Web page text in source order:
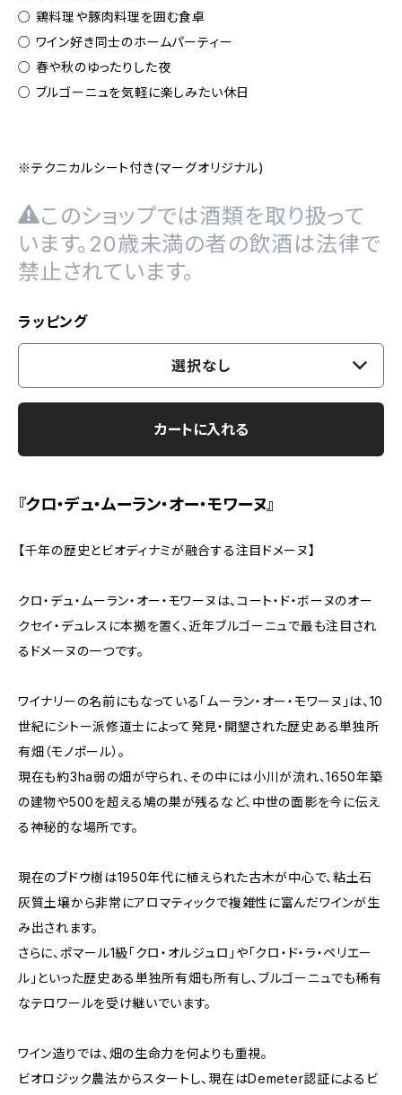
○ 鶏料理や豚肉料理を囲む食卓
○ ワイン好き同士のホームパーティー
○ 春や秋のゆったりした夜
○ ブルゴーニュを気軽に楽しみたい休日
※テクニカルシート付き(マーグオリジナル)
このショップでは酒類を取り扱って
います。20歳未満の者の飲酒は法律で
禁止されています。
ラッピング
選択なし
カートに入れる
『クロ・デュ・ムーラン・オー・モワーヌ』
【千年の歴史とビオディナミが融合する注目ドメーヌ】
クロ・デュ・ムーラン・オー・モワーヌは、コート・ド・ボーヌのオー
クセイ・デュレスに本拠を置く、近年ブルゴーニュで最も注目され
るドメーヌの一つです。
ワイナリーの名前にもなっている「ムーラン・オー・モワーヌ」は、10
世紀にシトー派修道士によって発見・開墾された歴史ある単独所
有畑（モノポール）。
現在も約3ha弱の畑が守られ、その中には小川が流れ、1650年築
の建物や500を超える鳩の巣が残るなど、中世の面影を今に伝え
る神秘的な場所です。
現在のブドウ樹は1950年代に植えられた古木が中心で、粘土石
灰質土壌から非常にアロマティックで複雑性に富んだワインが生
み出されます。
さらに、ポマール1級「クロ・オルジュロ」や「クロ・ド・ラ・ペリエー
ル」といった歴史ある単独所有畑も所有し、ブルゴーニュでも稀有
なテロワールを受け継いでいます。
ワイン造りでは、畑の生命力を何よりも重視。
ビオロジック農法からスタートし、現在はDemeter認証によるビ